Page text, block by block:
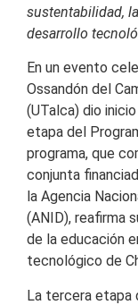
sustentabilidad,
desarrollo
En un evento
Ossandón del
(UTalca) dio
etapa del
programa, que
conjunta
la Agencia
(ANID), reafirma
de la educación
tecnológico de
La tercera etapa